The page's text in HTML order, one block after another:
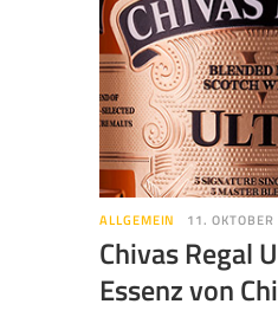
ALLGEMEIN 11.
Chivas Regal
Essenz von